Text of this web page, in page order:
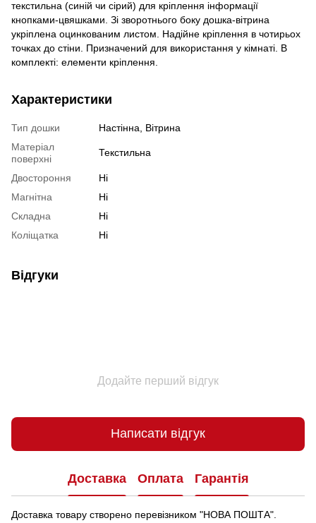
текстильна (синій чи сірий) для кріплення інформації
кнопками-цвяшками. Зі зворотнього боку дошка-вітрина
укріплена оцинкованим листом. Надійне кріплення в чотирьох
точках до стіни. Призначений для використання у кімнаті. В
комплекті: елементи кріплення.
Характеристики
Тип дошки
Настінна, Вітрина
Матеріал
поверхні
Текстильна
Двостороння
Ні
Магнітна
Ні
Складна
Ні
Коліщатка
Ні
Відгуки
Додайте перший відгук
Написати відгук
Доставка Оплата Гарантія
Доставка товару створено перевізником "НОВА ПОШТА".